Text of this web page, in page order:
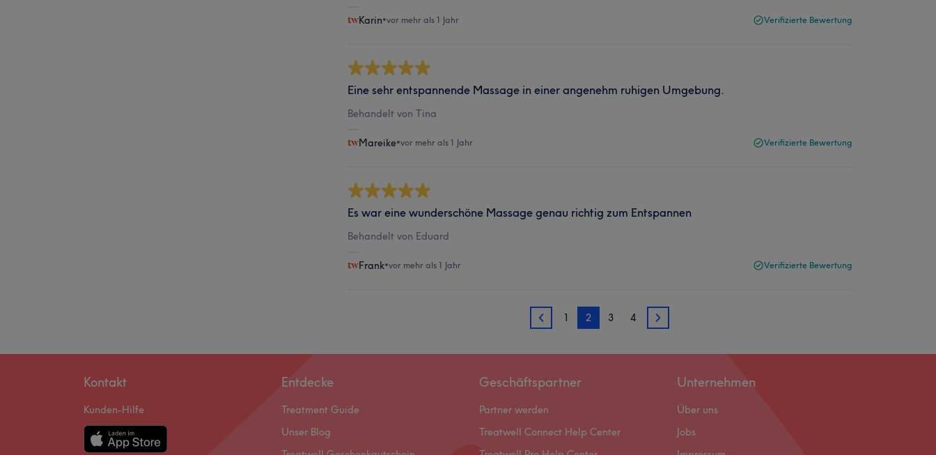
Karin•vor mehr als 1 Jahr Verifizierte Bewertung
Eine sehr entspannende Massage in einer angenehm ruhigen Umgebung.
Behandelt von Tina
Mareike•vor mehr als 1 Jahr Verifizierte Bewertung
Es war eine wunderschöne Massage genau richtig zum Entspannen
Behandelt von Eduard
Frank•vor mehr als 1 Jahr Verifizierte Bewertung
1 1 2 3 4 3
Kontakt
Kunden-Hilfe
Entdecke
Treatment Guide
Unser Blog
Geschäftspartner
Partner werden
Treatwell Connect Help Center
Unternehmen
Über uns
Jobs